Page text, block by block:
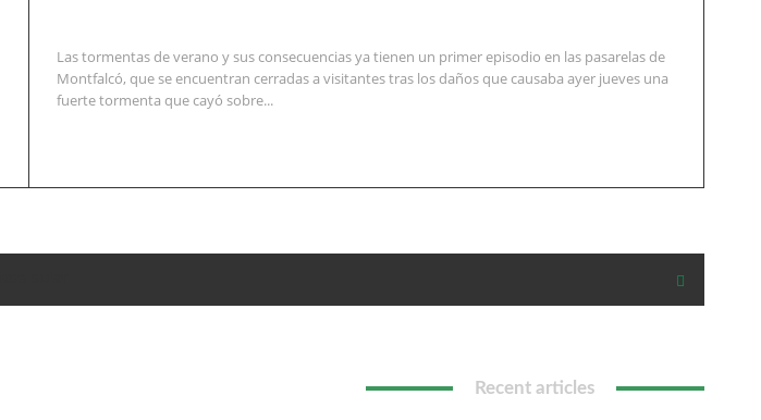
Las tormentas de verano y sus consecuencias ya tienen un primer episodio en las pasarelas de
Montfalcó, que se encuentran cerradas a visitantes tras los daños que causaba ayer jueves una
fuerte tormenta que cayó sobre...
Recent articles